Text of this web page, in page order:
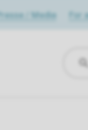
Presse / Media For